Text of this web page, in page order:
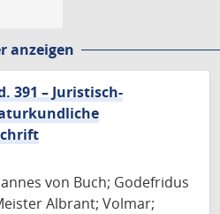
anzeigen
391 – Juristisch-
von Buch; Godefridus
Albrant; Volmar;